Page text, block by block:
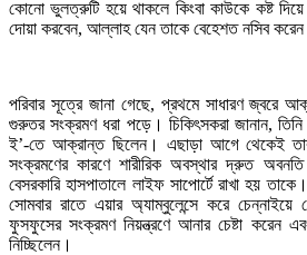
কোনো ভুলত্রুটি হয়ে থাকলে কিংবা কাউকে কষ্ট
দোয়া করবেন, আল্লাহ যেন তাকে বেহেশত নসিব
পরিবার সূত্রে জানা গেছে, প্রথমে সাধারণ জ্বরে
গুরুতর সংক্রমণ ধরা পড়ে। চিকিৎসকরা জানান, তিনি
ই’-তে আক্রান্ত ছিলেন। এছাড়া আগে থেকেই তার
সংক্রমণের কারণে শারীরিক অবস্থার দ্রুত
বেসরকারি হাসপাতালে লাইফ সাপোর্টে রাখা হয়
সোমবার রাতে এয়ার অ্যাম্বুলেন্সে করে চেন্নাইয়ে
ফুসফুসের সংক্রমণ নিয়ন্ত্রণে আনার চেষ্টা করেন এবং
নিচ্ছিলেন।